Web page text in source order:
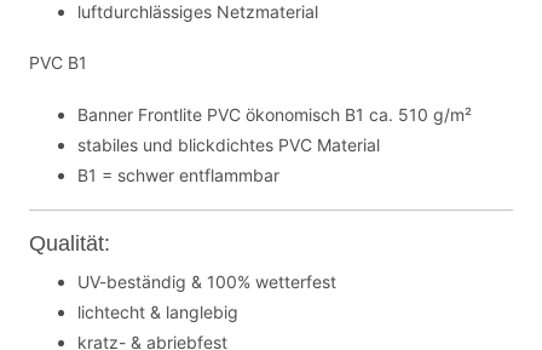
luftdurchlässiges Netzmaterial
PVC B1
Banner Frontlite PVC ökonomisch B1 ca. 510 g/m²
stabiles und blickdichtes PVC Material
B1 = schwer entflammbar
Qualität:
UV-beständig & 100% wetterfest
lichtecht & langlebig
kratz- & abriebfest